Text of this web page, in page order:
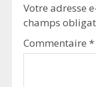
Votre adresse
champs
Commentaire *